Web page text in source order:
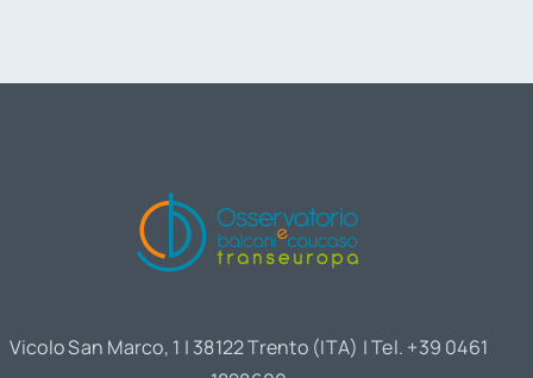
Vicolo San Marco, 1 | 38122 Trento (ITA) | Tel. +39 0461